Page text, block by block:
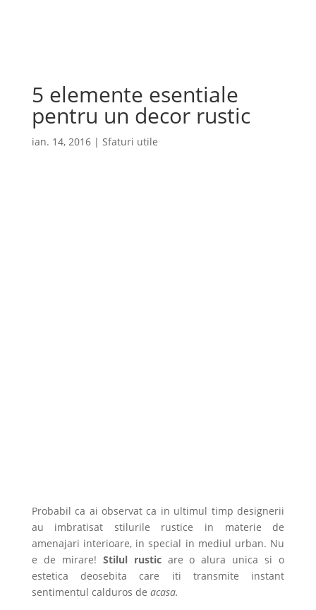
5 elemente esentiale
pentru un decor rustic
ian. 14, 2016| Sfaturi utile
Probabil ca ai observat ca in ultimul timp designerii
au imbratisat stilurile rustice in materie de
amenajari interioare, in special in mediul urban. Nu
e de mirare! Stilul rusticare o alura unica si o
estetica deosebita care iti transmite instant
sentimentul calduros de acasa.